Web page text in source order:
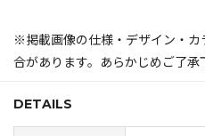
※掲載画像の仕様・デザイン・
合があります。あらかじめご了承
DETAILS